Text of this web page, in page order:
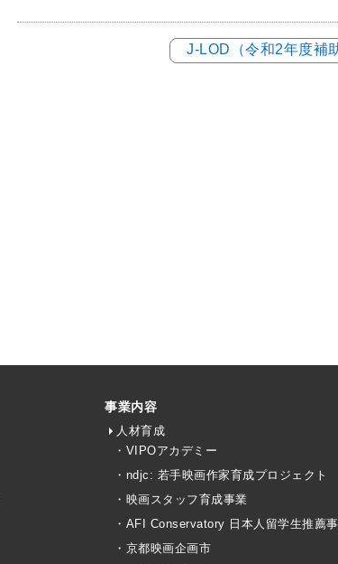
J-LOD（令和2年度補
事業内容
人材育成
・VIPOアカデミー
・ndjc: 若手映画作家育成プロジェクト
・映画スタッフ育成事業
・AFI Conservatory 日本人留学生推薦
・京都映画企画市